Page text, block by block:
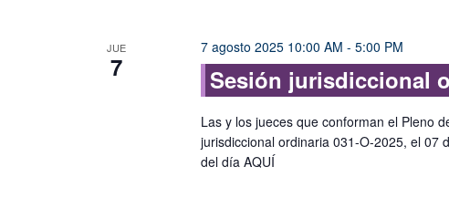
JUE
7
7 agosto 2025 10:00 AM - 5:00 PM
Sesión jurisdiccional
Las y los jueces que conforman el Pleno
jurisdiccional ordinaria 031-O-2025, el 07
del día AQUÍ